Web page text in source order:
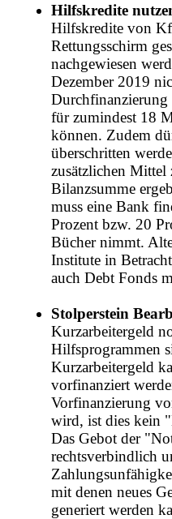
Hilfskredite
Hilfskredite von
Rettungsschirm
nachgewiesen
Dezember 2019
Durchfinanzierung
für zumindest 18
können. Zudem
überschritten
zusätzlichen Mittel
Bilanzsumme
muss eine Bank
Prozent bzw. 20
Bücher nimmt.
Institute in
auch Debt Fonds
Stolperstein
Kurzarbeitergeld
Hilfsprogrammen
Kurzarbeitergeld
vorfinanziert
Vorfinanzierung
wird, ist dies kein
Das Gebot der
rechtsverbindlich
mit denen neues
generiert werden